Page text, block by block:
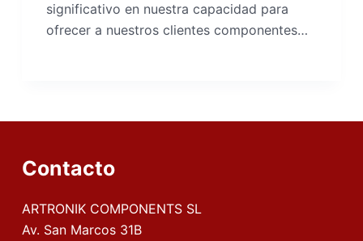
significativo en nuestra capacidad para
ofrecer a nuestros clientes componentes…
Contacto
ARTRONIK COMPONENTS SL
Av. San Marcos 31B